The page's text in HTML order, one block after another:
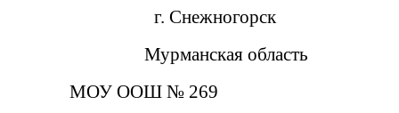
г. Снежногорск
Мурманская область
МОУ ООШ № 269